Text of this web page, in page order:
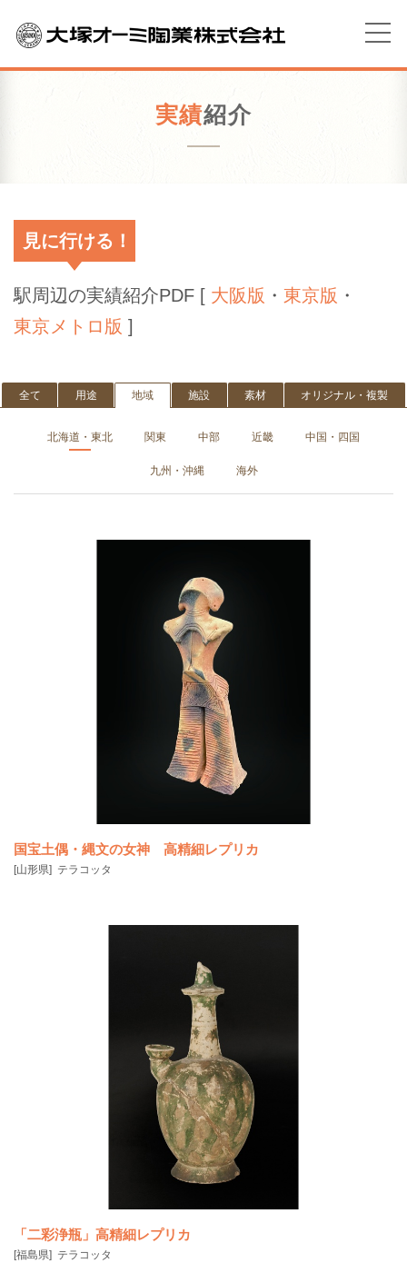
実績紹介
見に行ける！
駅周辺の実績紹介PDF [ 大阪版 ・ 東京版 ・
東京メトロ版 ]
全て 用途 地域 施設 素材 オリジナル・複製
北海道・東北 関東 中部 近畿 中国・四国
九州・沖縄 海外
▶関連ニュース：国宝土偶「縄文の女神」複製を製作
国宝土偶・縄文の女神 高精細レプリカ
[山形県] テラコッタ
「二彩浄瓶」高精細レプリカ
[福島県] テラコッタ